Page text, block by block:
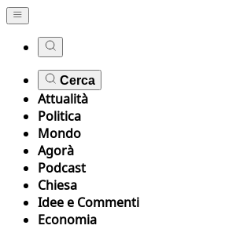
Cerca
Attualità
Politica
Mondo
Agorà
Podcast
Chiesa
Idee e Commenti
Economia